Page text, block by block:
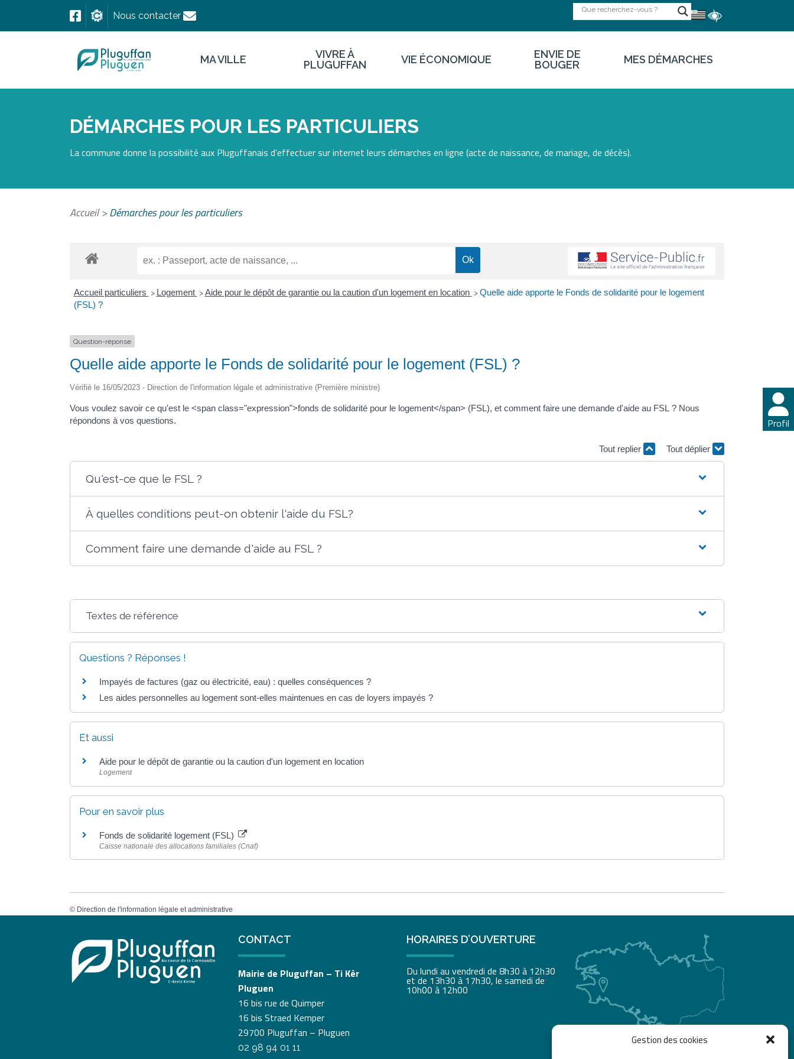
Gestion des cookies
Nous contacter
MA VILLE
VIVRE À
PLUGUFFAN
VIE ÉCONOMIQUE
ENVIE DE
BOUGER
MES DÉMARCHES
DÉMARCHES POUR LES PARTICULIERS
La commune donne la possibilité aux Pluguffanais d'effectuer sur internet leurs démarches en ligne (acte de naissance, de mariage, de décès).
Profil
Accueil>Démarches pour les particuliers
Accueil particuliers > Logement > Aide pour le dépôt de garantie ou la caution d'un logement en location > Quelle aide apporte le Fonds de solidarité pour le logement
(FSL) ?
Question-réponse
Quelle aide apporte le Fonds de solidarité pour le logement (FSL) ?
Vérifié le 16/05/2023 - Direction de l'information légale et administrative (Première ministre)
Vous voulez savoir ce qu'est le <span class="expression">fonds de solidarité pour le logement</span> (FSL), et comment faire une demande d'aide au FSL ? Nous
répondons à vos questions.
Tout replier Tout déplier
Qu'est-ce que le FSL ?
À quelles conditions peut-on obtenir l'aide du FSL?
Comment faire une demande d'aide au FSL ?
Textes de référence
Questions ? Réponses !
Impayés de factures (gaz ou électricité, eau) : quelles conséquences ?
Les aides personnelles au logement sont-elles maintenues en cas de loyers impayés ?
Et aussi
Aide pour le dépôt de garantie ou la caution d'un logement en location
Logement
Pour en savoir plus
Fonds de solidarité logement (FSL)
Caisse nationale des allocations familiales (Cnaf)
© Direction de l'information légale et administrative
CONTACT
Mairie de Pluguffan – Ti Kêr
Pluguen
16 bis rue de Quimper
16 bis Straed Kemper
29700 Pluguffan – Pluguen
02 98 94 01 11
HORAIRES D’OUVERTURE
Du lundi au vendredi de 8h30 à 12h30
et de 13h30 à 17h30, le samedi de
10h00 à 12h00